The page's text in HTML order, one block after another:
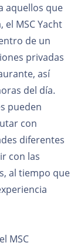
aquellos que
MSC Yacht
de un
privadas
así
del día.
pueden
con
diferentes
con las
al tiempo que
MSC